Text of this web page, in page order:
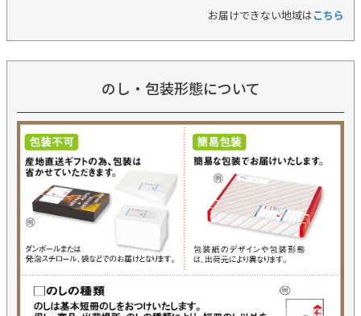
お届けできない地域はこちら
のし・包装形態について